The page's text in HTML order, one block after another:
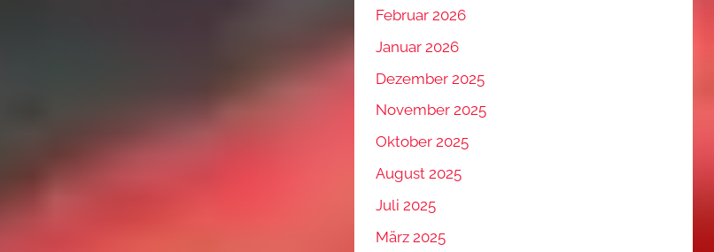
Februar 2026
Januar 2026
Dezember 2025
November 2025
Oktober 2025
August 2025
Juli 2025
März 2025